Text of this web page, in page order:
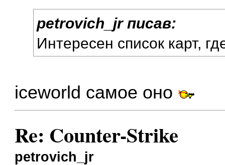
petrovich_jr писав:
Интересен список карт,
iceworld самое оно
Re: Counter-Strike
petrovich_jr